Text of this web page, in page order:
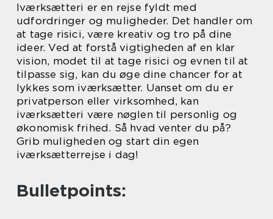
Iværksætteri er en rejse fyldt med
udfordringer og muligheder. Det handler om
at tage risici, være kreativ og tro på dine
ideer. Ved at forstå vigtigheden af en klar
vision, modet til at tage risici og evnen til at
tilpasse sig, kan du øge dine chancer for at
lykkes som iværksætter. Uanset om du er
privatperson eller virksomhed, kan
iværksætteri være nøglen til personlig og
økonomisk frihed. Så hvad venter du på?
Grib muligheden og start din egen
iværksætterrejse i dag!
Bulletpoints: